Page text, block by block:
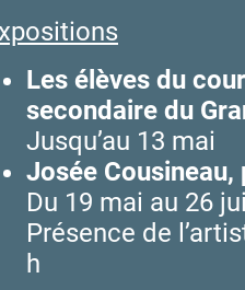
Les élèves du
secondaire du
Jusqu’au 13 mai
Josée
Du 19 mai au 26
Présence de
h